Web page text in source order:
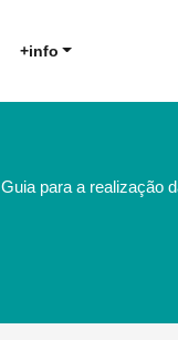
+info
Guia para a realização